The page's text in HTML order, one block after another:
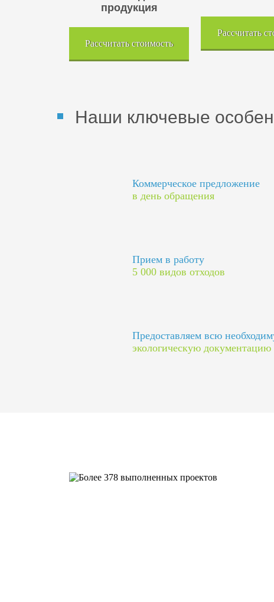
продукция
Рассчитать стоимость
Рассчитать
Наши ключевые
Коммерческое предложение
в день обращения
Прием в работу
5 000 видов отходов
Предоставляем всю
экологическую документацию